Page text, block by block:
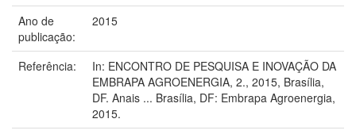
Ano de
publicação:
2015
Referência:
In: ENCONTRO DE PESQUISA E INOVAÇÃO DA
EMBRAPA AGROENERGIA, 2., 2015, Brasília,
DF. Anais ... Brasília, DF: Embrapa Agroenergia,
2015.